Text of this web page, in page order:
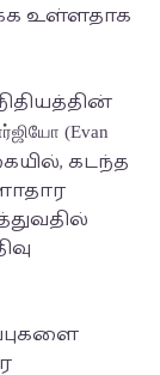
உள்ளதாக
(Evan
கடந்த